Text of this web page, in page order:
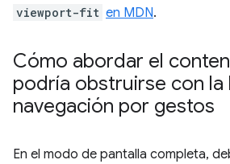
viewport-fit en MDN.
Cómo abordar el
podría obstruirse con la
navegación por gestos
En el modo de pantalla completa,